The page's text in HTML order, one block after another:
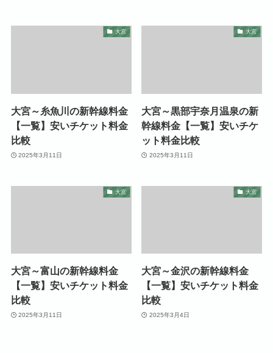
大宮
大宮～糸魚川の新幹線料金
【一覧】安いチケット料金
比較
2025年3月11日
大宮
大宮～黒部宇奈月温泉の新
幹線料金【一覧】安いチケ
ット料金比較
2025年3月11日
大宮
大宮～富山の新幹線料金
【一覧】安いチケット料金
比較
2025年3月11日
大宮
大宮～金沢の新幹線料金
【一覧】安いチケット料金
比較
2025年3月4日